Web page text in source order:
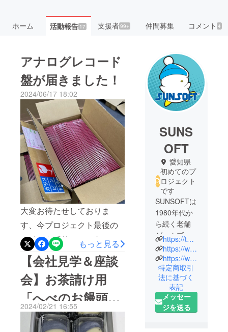
ホーム 活動報告17 支援者99+ 仲間募集 コメント4
アナログレコード
盤が届きました！
2024/06/17 18:02
大変お待たせしておりま
す、今プロジェクト最後の
アイテム『サンソフトレト
ロゲームセレクション ア
ナログレコード盤』、納品
されてまいりました！約1年
越しのプロジェクト…これ
で本当に最後なのかと思い
ますと、感慨深いものがご
もっと見る
【会社見学＆座談
会】お茶請け用
「へべのお饅頭」
が届きました！
2024/02/21 16:55
SUNS
OFT
愛知県
初めてのプ
ロジェクト
です
SUNSOFTは
1980年代か
ら続く老舗
ゲームブラ
ンド。レト
ロブームを
追い風にグ
ローバルに
展開中！こ
だわりと遊
び心を大切
https://twitter.com/sunsoftgames
https://www.sun-denshi.co.jp/soft/
https://www.youtube.com/@sunsoftdemo
特定商取引
法に基づく
表記
メッセー
ジを送る